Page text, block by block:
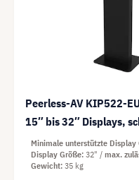
Peerless-AV KIP522-
15″ bis 32″ Displays,
Minimale unterstützte Display
Display Größe 32" max.
Gewicht 35 kg